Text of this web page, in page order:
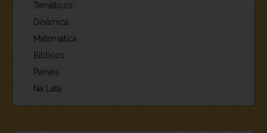
Temáticos
Dinâmica
Matemática
Bíblicos
Painéis
Na Lata